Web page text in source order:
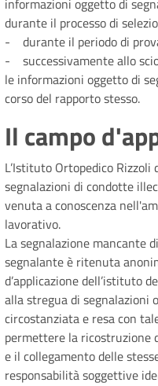
informazioni oggetto di
durante il processo di
- durante il periodo di
- successivamente allo
le informazioni oggetto di
corso del rapporto stesso.
Il campo
L’Istituto Ortopedico
segnalazioni di condotte
venuta a conoscenza
lavorativo.
La segnalazione mancante
segnalante è ritenuta
d’applicazione dell’istituto
alla stregua di segnalazioni
circostanziata e resa con
permettere la ricostruzione
e il collegamento delle
responsabilità soggettive